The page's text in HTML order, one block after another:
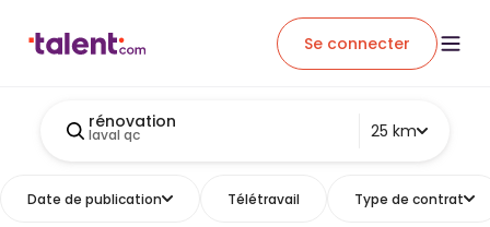
Se connecter
rénovation
laval qc 25 km
Date de publication Télétravail Type de contrat